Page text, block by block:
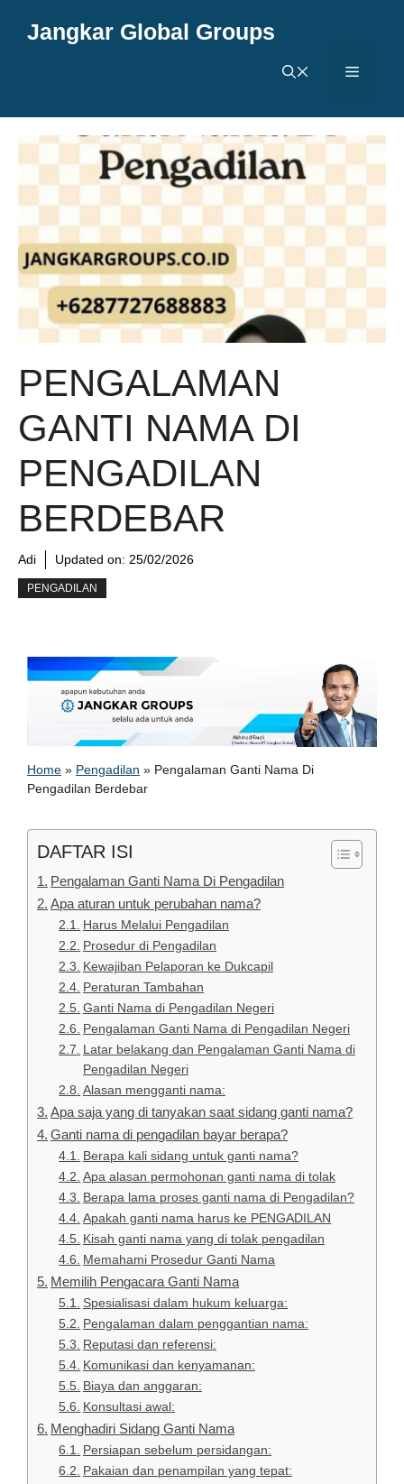
Jangkar Global Groups
Menu
PENGALAMAN
GANTI NAMA DI
PENGADILAN
BERDEBAR
Adi Updated on: 25/02/2026
PENGADILAN
Home » Pengadilan » Pengalaman Ganti Nama Di
Pengadilan Berdebar
DAFTAR ISI
Pengalaman Ganti Nama Di Pengadilan
Apa aturan untuk perubahan nama?
Harus Melalui Pengadilan
Prosedur di Pengadilan
Kewajiban Pelaporan ke Dukcapil
Peraturan Tambahan
Ganti Nama di Pengadilan Negeri
Pengalaman Ganti Nama di Pengadilan Negeri
Latar belakang dan Pengalaman Ganti Nama di
Pengadilan Negeri
Alasan mengganti nama:
Apa saja yang di tanyakan saat sidang ganti nama?
Ganti nama di pengadilan bayar berapa?
Berapa kali sidang untuk ganti nama?
Apa alasan permohonan ganti nama di tolak
Berapa lama proses ganti nama di Pengadilan?
Apakah ganti nama harus ke PENGADILAN
Kisah ganti nama yang di tolak pengadilan
Memahami Prosedur Ganti Nama
Memilih Pengacara Ganti Nama
Spesialisasi dalam hukum keluarga:
Pengalaman dalam penggantian nama:
Reputasi dan referensi:
Komunikasi dan kenyamanan:
Biaya dan anggaran:
Konsultasi awal:
Menghadiri Sidang Ganti Nama
Persiapan sebelum persidangan:
Pakaian dan penampilan yang tepat: